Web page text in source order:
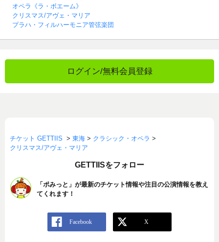
オペラ《ラ・ボエーム》
クリスマス/アヴェ・マリア
プラハ・フィルハーモニア管弦楽団
ログイン/無料会員登録
チケット GETTIIS > 東海 > クラシック・オペラ >
クリスマス/アヴェ・マリア
GETTIISをフォロー
「ポみっと」が最新のチケット情報や注目の公演情報を教え
てくれます！